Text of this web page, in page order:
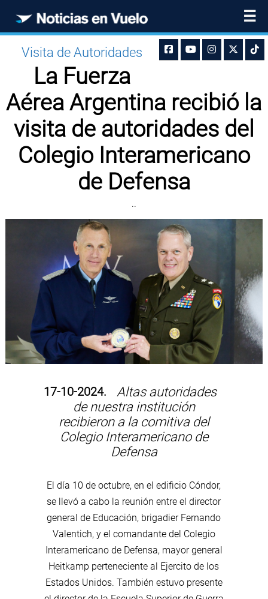
☰
Visita de Autoridades
La Fuerza
Aérea Argentina recibió la
visita de autoridades del
Colegio Interamericano
de Defensa
..
17-10-2024.
Altas autoridades
de nuestra institución
recibieron a la comitiva del
Colegio Interamericano de
Defensa
El día 10 de octubre, en el edificio Cóndor,
se llevó a cabo la reunión entre el director
general de Educación, brigadier Fernando
Valentich, y el comandante del Colegio
Interamericano de Defensa, mayor general
Heitkamp perteneciente al Ejercito de los
Estados Unidos. También estuvo presente